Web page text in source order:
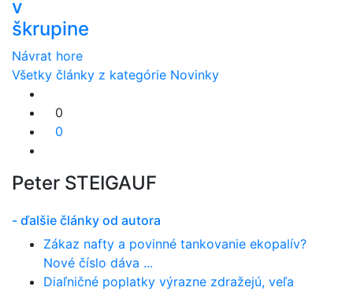
v
škrupine
Návrat hore
Všetky články z kategórie Novinky
0
0
Peter STEIGAUF
- ďalšie články od autora
Zákaz nafty a povinné tankovanie ekopalív?
Nové číslo dáva ...
Diaľničné poplatky výrazne zdražejú, veľa